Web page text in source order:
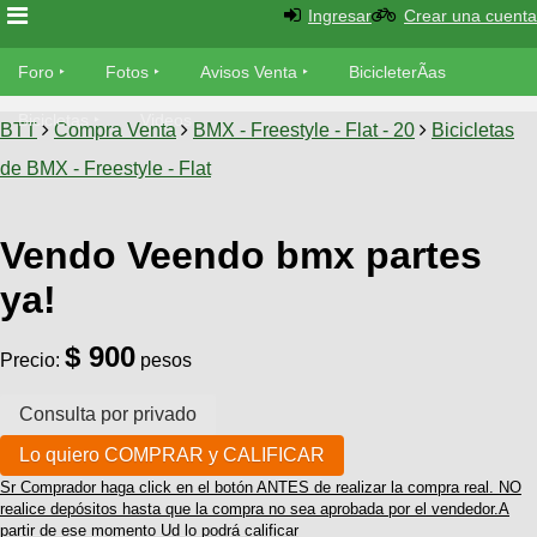
Foro
Foro
TÃ©cnica
Fotos
tu foto
Galeria
Viajes
Descenso
Dirt
SUBÃ
aviso
Buscar
Ultimos
Fotos
BicicleterÃ­
as
Bicicletas
Bicicletas
Tandem
Videos
Cicloturismo
Ingresar Crear una cuenta
Foro Fotos Avisos Venta BicicleterÃ­as
Bicicletas Videos
BTT Compra Venta BMX - Freestyle - Flat - 20
Bicicletas
de BMX - Freestyle - Flat
Vendo Veendo bmx partes
ya!
Precio: $ 900 pesos
Sr Comprador haga click en el botón ANTES de realizar la compra real. NO
realice depósitos hasta que la compra no sea aprobada por el vendedor.A
partir de ese momento Ud lo podrá calificar